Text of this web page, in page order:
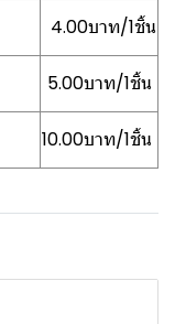
4.00บาท/1ชิ้น
5.00บาท/1ชิ้น
10.00บาท/1ชิ้น